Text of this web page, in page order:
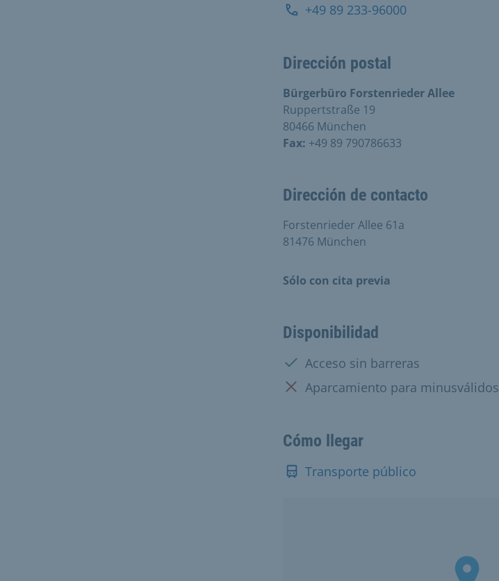
+49 89 233-96000
Dirección postal
Bürgerbüro Forstenrieder Allee
Ruppertstraße 19
80466 München
Fax: +49 89 790786633
Dirección de contacto
Forstenrieder Allee 61a
81476 München
Sólo con cita previa
Disponibilidad
Disponible:
Acceso sin barreras
No disponible:
Aparcamiento para minusválidos
Cómo llegar
Transporte público